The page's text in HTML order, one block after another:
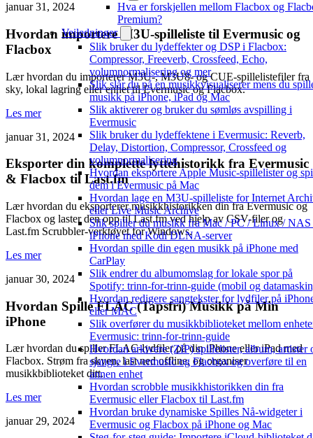
Hva er forskjellen mellom Flacbox og
Premium?
Veiledninger
Slik bruker du lydeffekter og DSP i Flacbox:
Compressor, Freeverb, Crossfeed, Echo,
volumnormalisering og mer
Slik slår du på en musikkvisualiserer mens du
musikk på iPhone, iPad og Mac
Slik aktiverer og bruker du sømløs avspilling i
Evermusic
Slik bruker du lydeffektene i Evermusic: Reverb,
Delay, Distortion, Compressor, Crossfeed og
volumnormalisering
Hvordan eksportere Apple Music-spillelister og
dem i Evermusic på Mac
Hvordan lage en M3U-spilleliste for Internet
eller Live Music Archive
Slik spiller du musikk fra Mac / PC / Linux / NAS
iPhone med Kodi DLNA-server
Hvordan spille din egen musikk på iPhone med
CarPlay
Slik endrer du albumomslag for lokale spor på
Spotify: trinn-for-trinn-guide (mobil og
Hvordan redigere sangtekster for lydfiler på
eller MAC
Slik overfører du musikkbiblioteket mellom
Evermusic: trinn-for-trinn-guide
Hvordan arkivere (ZIP) spillelister, album, artister
sjangre i Evermusic og Flacbox og overføre til en
annen enhet
Hvordan scrobble musikkhistorikken din fra
Evermusic eller Flacbox til Last.fm
Hvordan bruke dynamiske Spilles Nå-widgeter i
Evermusic og Flacbox på iPhone og Mac
januar 31, 2024
Hvordan importere M3U-spilleliste til Evermusic og
Flacbox
Lær hvordan du importerer M3U-, M3U8- og CUE-spillelistefiler fra
sky, lokal lagring eller enhet til Evermusic og Flacbox.
Les mer
januar 31, 2024
Eksporter din komplette lyttehistorikk fra Evermusic
& Flacbox til Last.fm
Lær hvordan du eksporterer musikkhistorikken din fra Evermusic og
Flacbox og laster den opp til Last.fm ved hjelp av CSV-filer og
Last.fm Scrubbler-verktøyet for Windows.
Les mer
januar 30, 2024
Hvordan Spille FLAC (Tapsfri) Musikk på Min
iPhone
Lær hvordan du spiller FLAC-lydfiler på din iPhone eller iPad med
Flacbox. Strøm fra skyen, last ned offline, og organiser
musikkbiblioteket ditt.
Les mer
januar 29, 2024